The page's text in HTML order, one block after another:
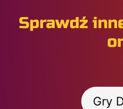
Sprawdź
Gry